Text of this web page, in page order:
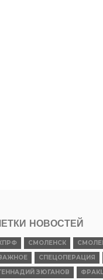
НОВОСТЕЙ
СМОЛЕНСК
СПЕЦОПЕРАЦИЯ
ЗЮГАНОВ